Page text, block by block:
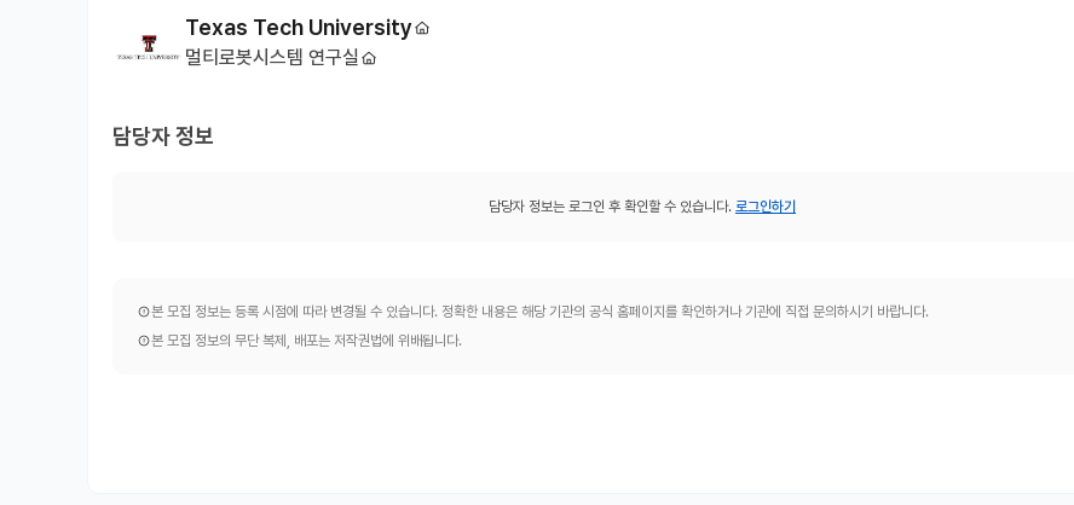
Texas Tech University
멀티로봇시스템 연구실
담당자 정보
담당자 정보는 로그인 후 확인할 수 있습니다. 로그인하기
본 모집 정보는 등록 시점에 따라 변경될 수 있습니다. 정확한 내용은 해당 기관의 공식 홈페이지를 확인하거나 기관에 직접 문의하시기 바랍니다.
본 모집 정보의 무단 복제, 배포는 저작권법에 위배됩니다.